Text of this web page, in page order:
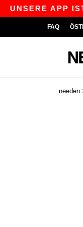
APP IST
FAQ
needen